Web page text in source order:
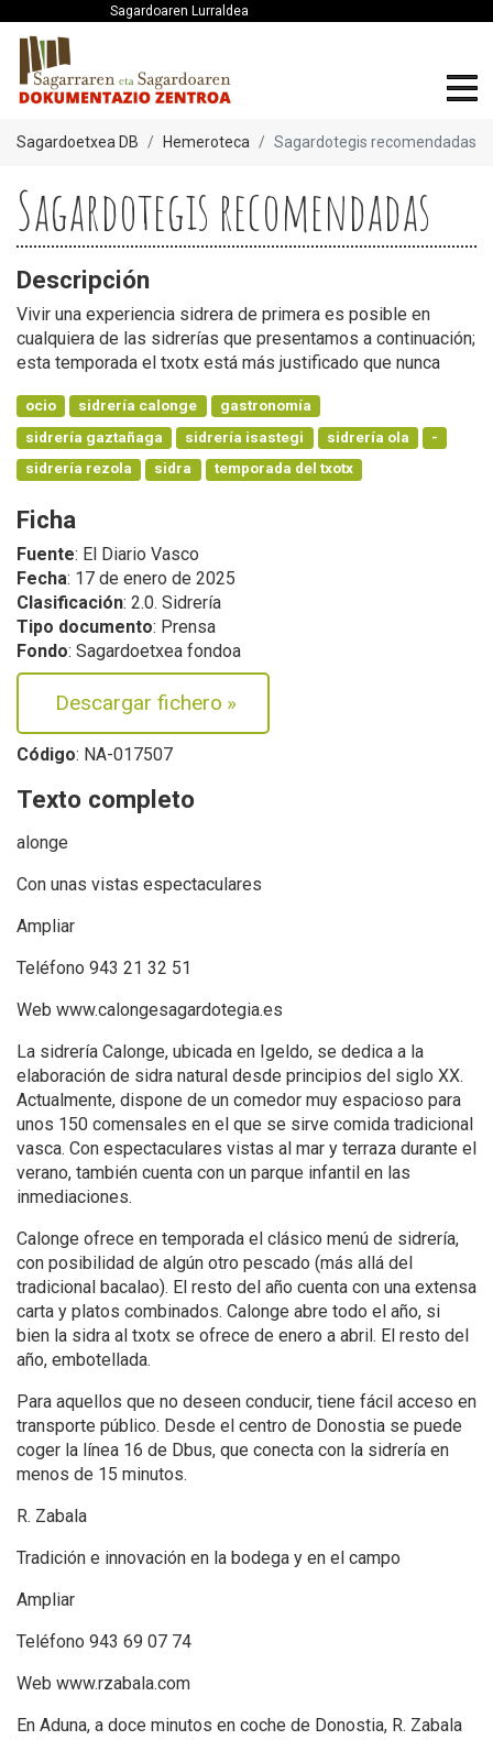
Sagardoaren Lurraldea
Sagardoetxea DB Hemeroteca Sagardotegis recomendadas
Sagardotegis recomendadas
Descripción
Vivir una experiencia sidrera de primera es posible en
cualquiera de las sidrerías que presentamos a continuación;
esta temporada el txotx está más justificado que nunca
ocio sidrería calonge
gastronomía
sidrería gaztañaga
sidrería isastegi sidrería ola
-
sidrería rezola
sidra temporada del txotx
Ficha
Fuente: El Diario Vasco
Fecha: 17 de enero de 2025
Clasificación: 2.0. Sidrería
Tipo documento: Prensa
Fondo: Sagardoetxea fondoa
Descargar fichero »
Código: NA-017507
Texto completo
alonge
Con unas vistas espectaculares
Ampliar
Teléfono 943 21 32 51
Web www.calongesagardotegia.es
La sidrería Calonge, ubicada en Igeldo, se dedica a la
elaboración de sidra natural desde principios del siglo XX.
Actualmente, dispone de un comedor muy espacioso para
unos 150 comensales en el que se sirve comida tradicional
vasca. Con espectaculares vistas al mar y terraza durante el
verano, también cuenta con un parque infantil en las
inmediaciones.
Calonge ofrece en temporada el clásico menú de sidrería,
con posibilidad de algún otro pescado (más allá del
tradicional bacalao). El resto del año cuenta con una extensa
carta y platos combinados. Calonge abre todo el año, si
bien la sidra al txotx se ofrece de enero a abril. El resto del
año, embotellada.
Para aquellos que no deseen conducir, tiene fácil acceso en
transporte público. Desde el centro de Donostia se puede
coger la línea 16 de Dbus, que conecta con la sidrería en
menos de 15 minutos.
R. Zabala
Tradición e innovación en la bodega y en el campo
Ampliar
Teléfono 943 69 07 74
Web www.rzabala.com
En Aduna, a doce minutos en coche de Donostia, R. Zabala